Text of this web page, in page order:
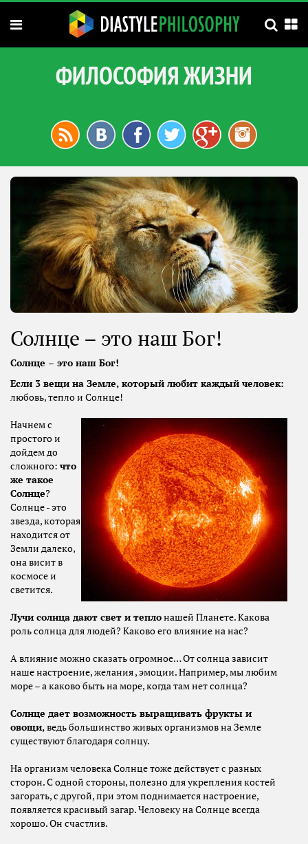
ФИЛОСОФИЯ ЖИЗНИ
Солнце – это наш Бог!
Солнце – это наш Бог!
Если 3 вещи на Земле, который любит каждый человек:
любовь, тепло и Солнце!
Начнем с
простого и
дойдем до
сложного: что
же такое
Солнце?
Солнце - это
звезда, которая
находится от
Земли далеко,
она висит в
космосе и
светится.
Лучи солнца дают свет и теплонашей Планете. Какова
роль солнца для людей? Каково его влияние на нас?
А влияние можно сказать огромное… От солнца зависит
наше настроение, желания , эмоции. Например, мы любим
море – а каково быть на море, когда там нет солнца?
Солнце дает возможность выращивать фрукты и
овощи,ведь большинство живых организмов на Земле
существуют благодаря солнцу.
На организм человека Солнце тоже действует с разных
сторон. С одной стороны, полезно для укрепления костей
загорать, с другой, при этом поднимается настроение,
появляется красивый загар. Человеку на Солнце всегда
хорошо. Он счастлив.